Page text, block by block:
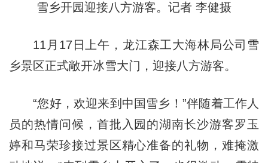
雪乡开园迎接八方游客。记者 李健摄
11月17日上午，龙江森工大海林局公司雪
乡景区正式敞开冰雪大门，迎接八方游客。
“您好，欢迎来到中国雪乡！”伴随着工作人
员的热情问候，首批入园的湖南长沙游客罗玉
婷和马荣珍接过景区精心准备的礼物，难掩激